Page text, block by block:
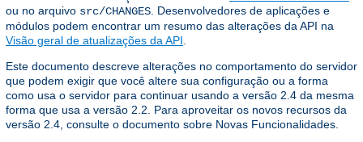
ou no arquivo src/CHANGES . Desenvolvedores de aplicações e
módulos podem encontrar um resumo das alterações da API na
Visão geral de atualizações da API
Este documento descreve alterações no comportamento do servidor
que podem exigir que você altere sua configuração ou a forma
como usa o servidor para continuar usando a versão 2.4 da mesma
forma que usa a versão 2.2. Para aproveitar os novos recursos da
versão 2.4, consulte o documento sobre Novas Funcionalidades.